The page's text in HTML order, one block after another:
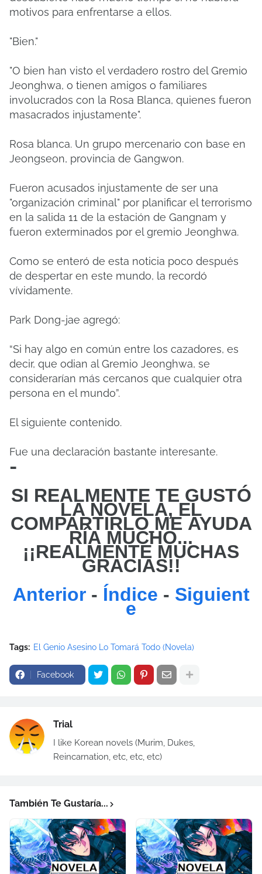
motivos para enfrentarse a ellos.
"Bien."
"O bien han visto el verdadero rostro del Gremio
Jeonghwa, o tienen amigos o familiares
involucrados con la Rosa Blanca, quienes fueron
masacrados injustamente".
Rosa blanca. Un grupo mercenario con base en
Jeongseon, provincia de Gangwon.
Fueron acusados ​​​​injustamente de ser una
"organización criminal" por planificar el terrorismo
en la salida 11 de la estación de Gangnam y
fueron exterminados por el gremio Jeonghwa.
Como se enteró de esta noticia poco después
de despertar en este mundo, la recordó
vívidamente.
Park Dong-jae agregó:
“Si hay algo en común entre los cazadores, es
decir, que odian al Gremio Jeonghwa, se
considerarían más cercanos que cualquier otra
persona en el mundo”.
El siguiente contenido.
Fue una declaración bastante interesante.
-
SI REALMENTE TE GUSTÓ
LA NOVELA, EL
COMPARTIRLO ME AYUDA
RÍA MUCHO...
¡¡REALMENTE MUCHAS
GRACIAS!!
Anterior - Índice - Siguient
e
Tags: El Genio Asesino Lo Tomará Todo (Novela)
Facebook
Trial
I like Korean novels (Murim, Dukes,
Reincarnation, etc, etc, etc)
También Te Gustaría...